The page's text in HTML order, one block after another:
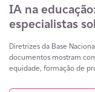
IA na
especialistas
Diretrizes da Base
documentos mostram
equidade, formação de